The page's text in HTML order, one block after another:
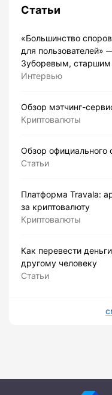
Статьи
«Большинство
для пользователей»
Зуборевым, старшим
Интервью
Обзор мэтчинг-
Криптовалюты
Обзор официального
Статьи
Платформа Travala:
за криптовалюту
Криптовалюты
Как перевести
другому человеку
Статьи